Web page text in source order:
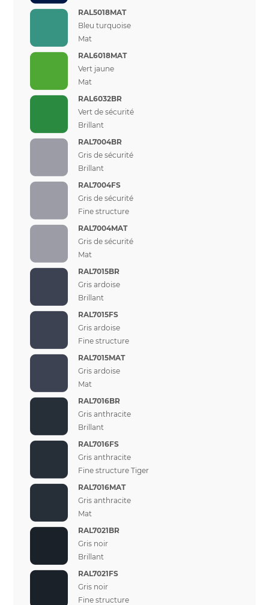
RAL5018MAT
Bleu turquoise
Mat
RAL6018MAT
Vert jaune
Mat
RAL6032BR
Vert de sécurité
Brillant
RAL7004BR
Gris de sécurité
Brillant
RAL7004FS
Gris de sécurité
Fine structure
RAL7004MAT
Gris de sécurité
Mat
RAL7015BR
Gris ardoise
Brillant
RAL7015FS
Gris ardoise
Fine structure
RAL7015MAT
Gris ardoise
Mat
RAL7016BR
Gris anthracite
Brillant
RAL7016FS
Gris anthracite
Fine structure Tiger
RAL7016MAT
Gris anthracite
Mat
RAL7021BR
Gris noir
Brillant
RAL7021FS
Gris noir
Fine structure